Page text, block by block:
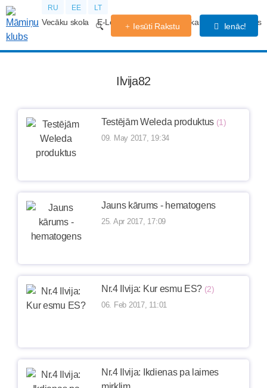
RU EE LT
Vecāku skola E-Lekcijas Grūtniecības kalendārs Forums
Iesūti Rakstu Ienāc!
Ilvija82
Testējām Weleda produktus (1)
09. May 2017, 19:34
Jauns kārums - hematogens
25. Apr 2017, 17:09
Nr.4 Ilvija: Kur esmu ES? (2)
06. Feb 2017, 11:01
Nr.4 Ilvija: Ikdienas pa laimes